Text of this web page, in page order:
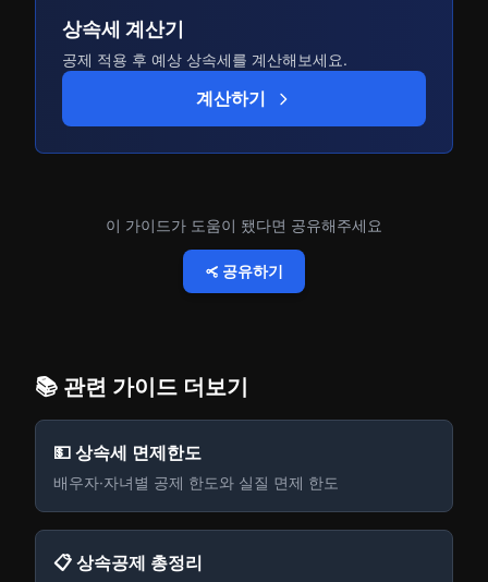
상속세 계산기
공제 적용 후 예상 상속세를 계산해보세요.
계산하기
이 가이드가 도움이 됐다면 공유해주세요
공유하기
📚 관련 가이드 더보기
💵 상속세 면제한도
배우자·자녀별 공제 한도와 실질 면제 한도
📋 상속공제 총정리